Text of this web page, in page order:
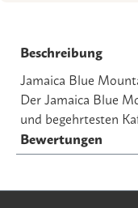
Beschreibung
Jamaica Blue
Der Jamaica Blue
und begehrtesten
Bewertungen